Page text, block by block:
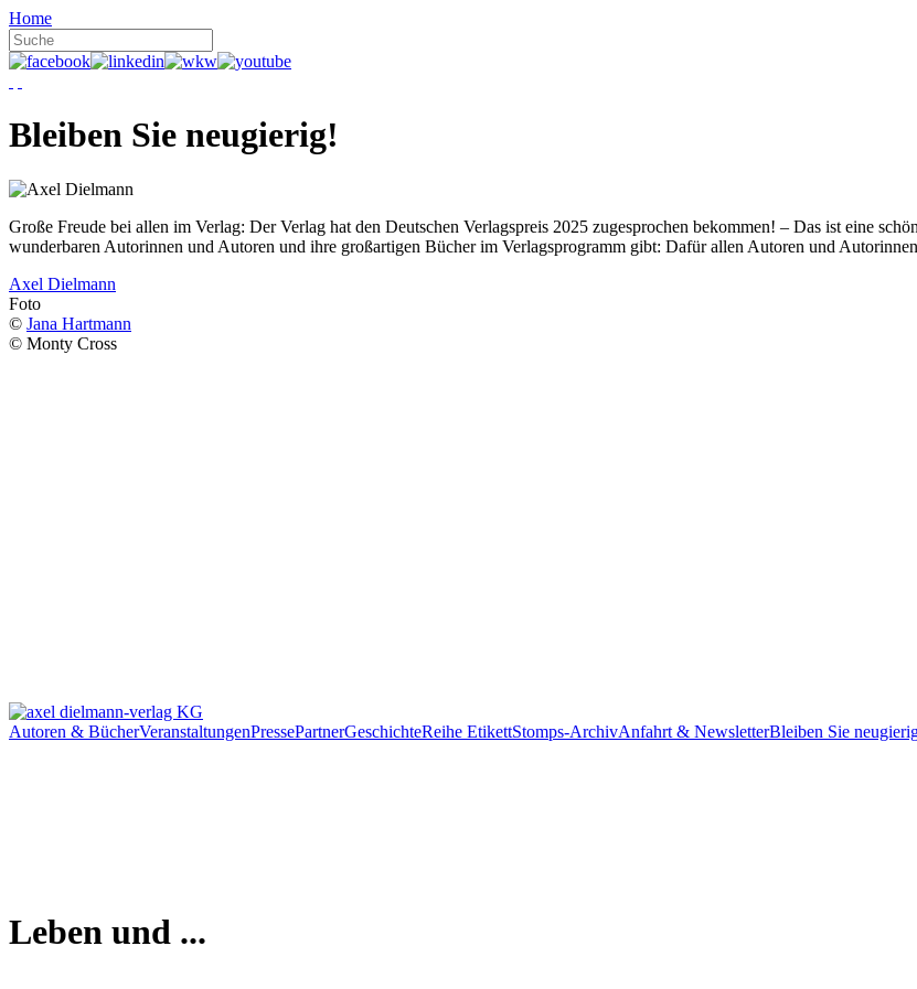
Home
Bleiben Sie neugierig!
Große Freude bei allen im Verlag: Der Verlag hat den Deutschen Verlagspreis 2025 zugesprochen bekommen! – Das ist eine
wunderbaren Autorinnen und Autoren und ihre großartigen Bücher im Verlagsprogramm gibt: Dafür allen Autoren und
Axel Dielmann
Foto
© Jana Hartmann
© Monty Cross
Autoren & BücherVeranstaltungenPressePartnerGeschichteReihe EtikettStomps-ArchivAnfahrt & NewsletterBleiben Sie
Leben und ...